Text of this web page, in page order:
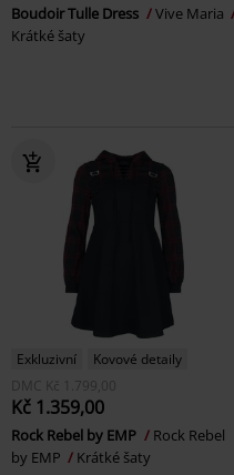
Boudoir Tulle Dress
Vive Maria
Krátké šaty
Exkluzivní
Kovové detaily
DMC
Kč 1.799,00
Kč 1.359,00
Rock Rebel by EMP
Rock Rebel
by EMP
Krátké šaty